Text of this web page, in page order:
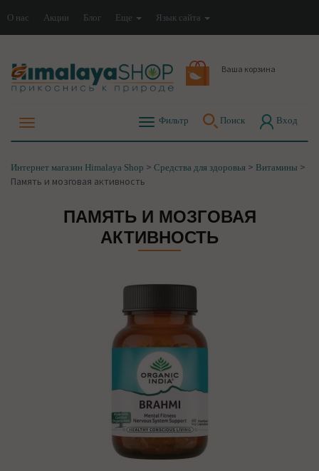
О нас Акции Блог Еще Язык сайта
Ваша корзина
Фильтр Поиск Вход
Интернет магазин Himalaya Shop > Средства для здоровья > Витамины >
Память и мозговая активность
ПАМЯТЬ И МОЗГОВАЯ
АКТИВНОСТЬ